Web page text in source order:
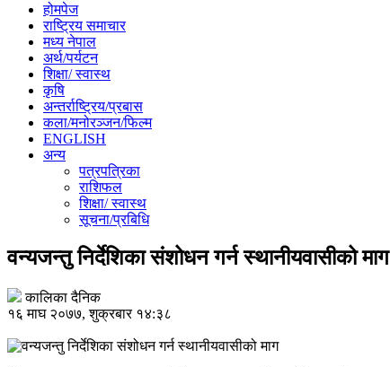
होमपेज
राष्ट्रिय समाचार
मध्य नेपाल
अर्थ/पर्यटन
शिक्षा/ स्वास्थ
कृषि
अन्तर्राष्ट्रिय/प्रबास
कला/मनोरञ्जन/फिल्म
ENGLISH
अन्य
पत्रपत्रिका
राशिफल
शिक्षा/ स्वास्थ
सूचना/प्रबिधि
वन्यजन्तु निर्देशिका संशोधन गर्न स्थानीयवासीको माग
कालिका दैनिक
१६ माघ २०७७, शुक्रबार १४:३८